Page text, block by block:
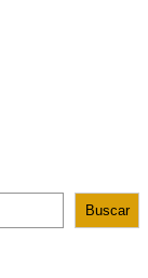
Buscar